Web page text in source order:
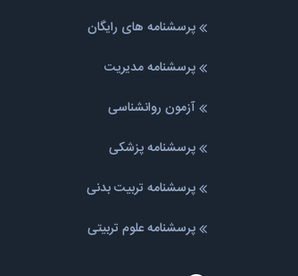
پرسشنامه های رایگان
پرسشنامه مدیریت
آزمون روانشناسی
پرسشنامه پزشکی
پرسشنامه تربیت بدنی
پرسشنامه علوم تربیتی